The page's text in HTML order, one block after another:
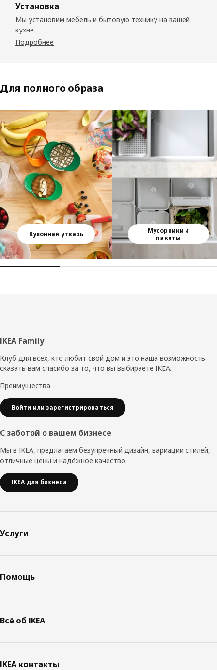
Установка
Мы установим мебель и бытовую технику на вашей
кухне.
Подробнее
Для полного образа
Пропустить список
Кухонная утварь
Мусорники и
пакеты
Нижний
колонтитул
IKEA Family
Клуб для всех, кто любит свой дом и это наша возможность
сказать вам спасибо за то, что вы выбираете IKEA.
Преимущества
Войти или зарегистрироваться
С заботой о вашем бизнесе
Мы в IKEA, предлагаем безупречный дизайн, вариации стилей,
отличные цены и надёжное качество.
IKEA для бизнеса
Услуги
Помощь
Всё об IKEA
IKEA контакты